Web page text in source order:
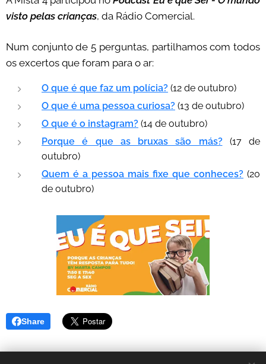
visto pelas crianças, da Rádio Comercial.
Num conjunto de 5 perguntas, partilhamos com todos
os excertos que foram para o ar:
O que é que faz um polícia? (12 de outubro)
O que é uma pessoa curiosa? (13 de outubro)
O que é o instagram? (14 de outubro)
Porque é que as bruxas são más? (17 de
outubro)
Quem é a pessoa mais fixe que conheces? (20
de outubro)
Share